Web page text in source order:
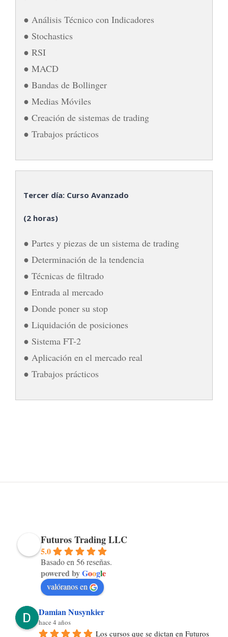
● Análisis Técnico con Indicadores
● Stochastics
● RSI
● MACD
● Bandas de Bollinger
● Medias Móviles
● Creación de sistemas de trading
● Trabajos prácticos
Tercer día: Curso Avanzado
(2 horas)
● Partes y piezas de un sistema de trading
● Determinación de la tendencia
● Técnicas de filtrado
● Entrada al mercado
● Donde poner su stop
● Liquidación de posiciones
● Sistema FT-2
● Aplicación en el mercado real
● Trabajos prácticos
Futuros Trading LLC
5.0
Basado en 56 reseñas.
powered byGoogle
valóranos en
Damian Nusynkier
hace 4 años
Los cursos que se dictan en Futuros